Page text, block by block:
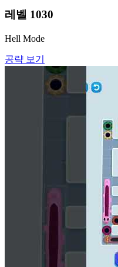
레벨 1030
Hell Mode
공략 보기